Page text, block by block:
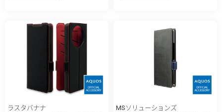
ラスタバナナ
MSソリューションズ